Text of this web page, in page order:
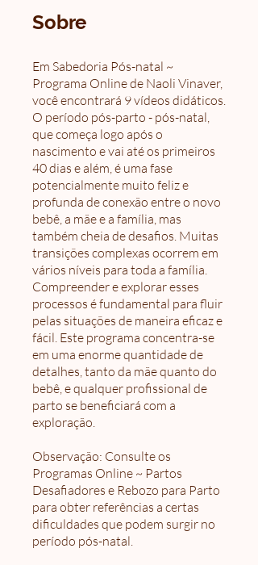
Sobre
Em Sabedoria Pós-natal ~
Programa Online de Naoli Vinaver,
você encontrará 9 vídeos didáticos.
O período pós-parto - pós-natal,
que começa logo após o
nascimento e vai até os primeiros
40 dias e além, é uma fase
potencialmente muito feliz e
profunda de conexão entre o novo
bebê, a mãe e a família, mas
também cheia de desafios. Muitas
transições complexas ocorrem em
vários níveis para toda a família.
Compreender e explorar esses
processos é fundamental para fluir
pelas situações de maneira eficaz e
fácil. Este programa concentra-se
em uma enorme quantidade de
detalhes, tanto da mãe quanto do
bebê, e qualquer profissional de
parto se beneficiará com a
exploração.
Observação: Consulte os
Programas Online ~ Partos
Desafiadores e Rebozo para Parto
para obter referências a certas
dificuldades que podem surgir no
período pós-natal.